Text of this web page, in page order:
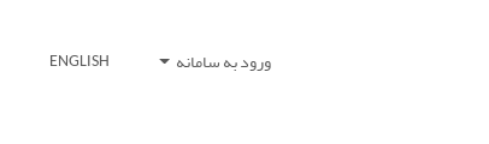
ورود به سامانه ENGLISH